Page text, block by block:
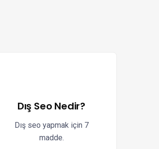
Dış Seo Nedir?
Dış seo yapmak için 7
madde.